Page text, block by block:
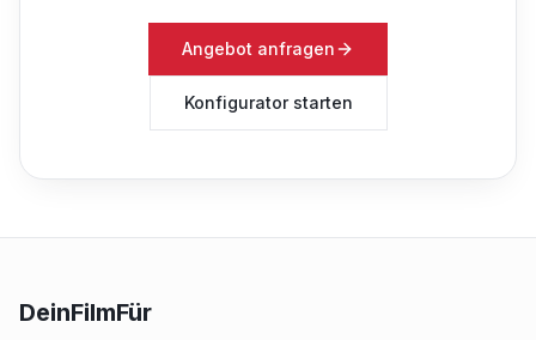
Angebot anfragen
Konfigurator starten
DeinFilmFür